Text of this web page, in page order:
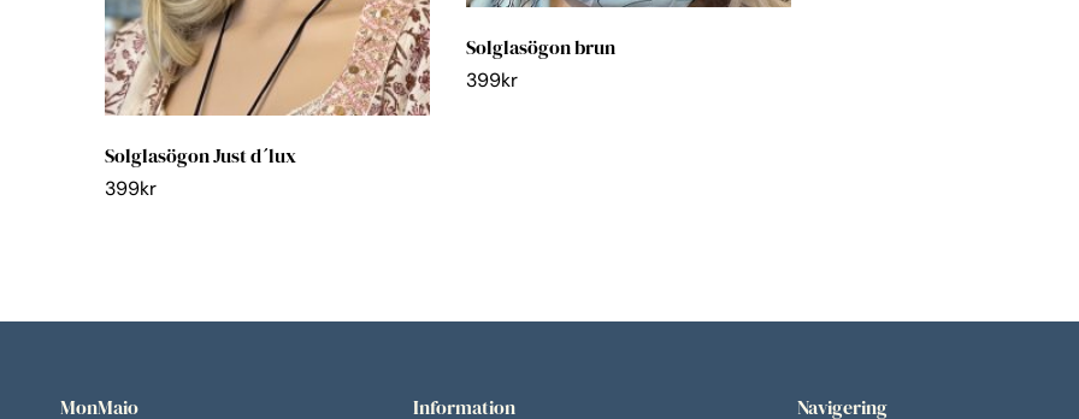
Solglasögon Just d´lux
399kr
Solglasögon brun
399kr
MonMaio Information Navigering